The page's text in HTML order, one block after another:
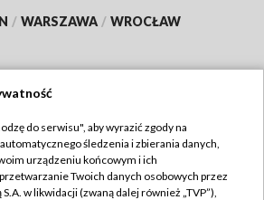
/ WARSZAWA / WROCŁAW
TVP
Regulamin TVP
do serwisu", aby wyrazić zgody na
śledzenia i zbierania danych,
urządzeniu końcowym i ich
Twoich danych osobowych przez
w likwidacji (zwaną dalej również „TVP”),